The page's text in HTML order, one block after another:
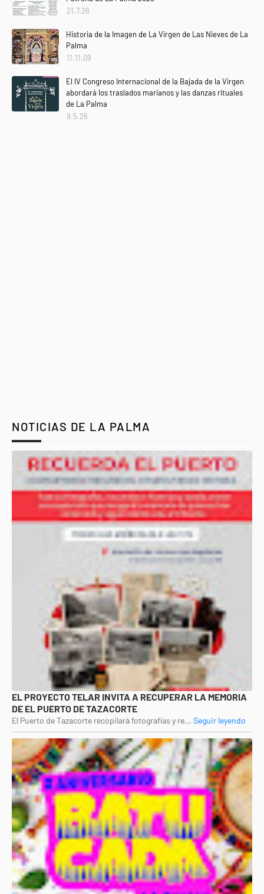
21.7.26
Historia de la Imagen de La Virgen de Las Nieves de La
Palma
11.11.09
El IV Congreso Internacional de la Bajada de la Virgen
abordará los traslados marianos y las danzas rituales
de La Palma
9.5.26
NOTICIAS DE LA PALMA
EL PROYECTO TELAR INVITA A RECUPERAR LA MEMORIA
DE EL PUERTO DE TAZACORTE
El Puerto de Tazacorte recopilará fotografías y re... Seguir leyendo